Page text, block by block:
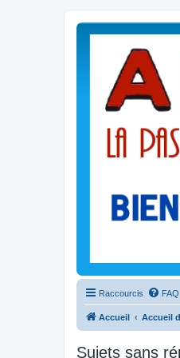
Raccourcis FAQ
Accueil Accueil
Sujets sans